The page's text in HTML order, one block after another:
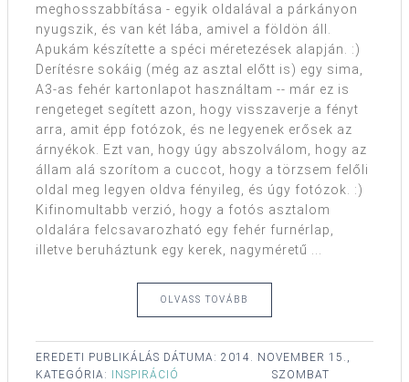
meghosszabbítása - egyik oldalával a párkányon
nyugszik, és van két lába, amivel a földön áll.
Apukám készítette a spéci méretezések alapján. :)
Derítésre sokáig (még az asztal előtt is) egy sima,
A3-as fehér kartonlapot használtam -- már ez is
rengeteget segített azon, hogy visszaverje a fényt
arra, amit épp fotózok, és ne legyenek erősek az
árnyékok. Ezt van, hogy úgy abszolválom, hogy az
állam alá szorítom a cuccot, hogy a törzsem felőli
oldal meg legyen oldva fényileg, és úgy fotózok. :)
Kifinomultabb verzió, hogy a fotós asztalom
oldalára felcsavarozható egy fehér furnérlap,
illetve beruháztunk egy kerek, nagyméretű ...
OLVASS TOVÁBB
EREDETI PUBLIKÁLÁS DÁTUMA: 2014. NOVEMBER 15.,
SZOMBAT
KATEGÓRIA: INSPIRÁCIÓ